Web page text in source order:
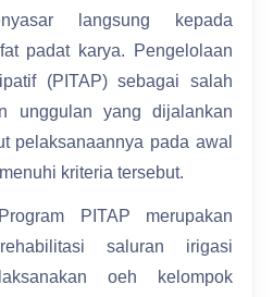
langsung kepada
padat karya. Pengelolaan
(PITAP) sebagai salah
unggulan yang dijalankan
pelaksanaannya pada awal
kriteria tersebut.
PITAP merupakan
saluran irigasi
oeh kelompok